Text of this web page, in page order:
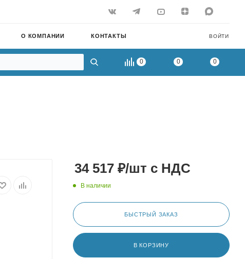
ВОЙТИ
О КОМПАНИИ КОНТАКТЫ
0 0 0
34 517 ₽/шт с НДС
В наличии
БЫСТРЫЙ ЗАКАЗ
В КОРЗИНУ